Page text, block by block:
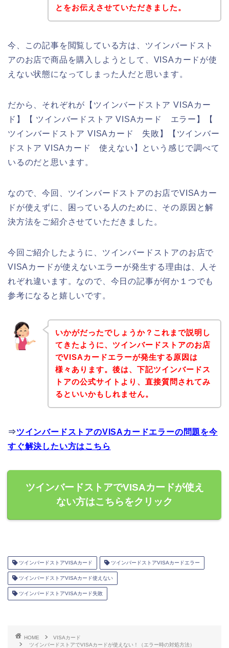
とをお伝えさせていただきました。
今、この記事を閲覧している方は、ツインバードスト
アのお店で商品を購入しようとして、VISAカードが使
えない状態になってしまった人だと思います。
だから、それぞれが【ツインバードストア VISAカー
ド】【 ツインバードストア VISAカード エラー】【
ツインバードストア VISAカード 失敗】【ツインバー
ドストア VISAカード 使えない】という感じで調べて
いるのだと思います。
なので、今回、ツインバードストアのお店でVISAカー
ドが使えずに、困っている人のために、その原因と解
決方法をご紹介させていただきました。
今回ご紹介したように、ツインバードストアのお店で
VISAカードが使えないエラーが発生する理由は、人そ
れぞれ違います。なので、今日の記事が何か１つでも
参考になると嬉しいです。
いかがだったでしょうか？これまで説明し
てきたように、ツインバードストアのお店
でVISAカードエラーが発生する原因は
様々あります。後は、下記ツインバードス
トアの公式サイトより、直接質問されてみ
るといいかもしれません。
⇒ツインバードストアのVISAカードエラーの問題を今
すぐ解決したい方はこちら
ツインバードストアでVISAカードが使え
ない方はこちらをクリック
ツインバードストアVISAカード ツインバードストアVISAカードエラー
ツインバードストアVISAカード使えない
ツインバードストアVISAカード失敗
HOME
VISAカード
ツインバードストアでVISAカードが使えない！（エラー時の対処方法）